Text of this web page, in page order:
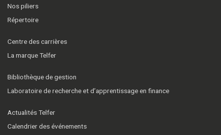
Nos piliers
Répertoire
Centre des carrières
La marque Telfer
Bibliothèque de gestion
Laboratoire de recherche et d’apprentissage en finance
Actualités Telfer
Calendrier des événements